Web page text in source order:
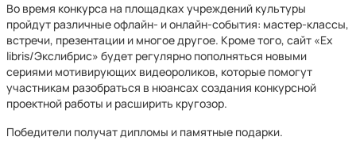
Во время конкурса на площадках учреждений культуры
пройдут различные офлайн- и онлайн-события: мастер-классы,
встречи, презентации и многое другое. Кроме того, сайт «Ex
libris/Экслибрис» будет регулярно пополняться новыми
сериями мотивирующих видеороликов, которые помогут
участникам разобраться в нюансах создания конкурсной
проектной работы и расширить кругозор.
Победители получат дипломы и памятные подарки.